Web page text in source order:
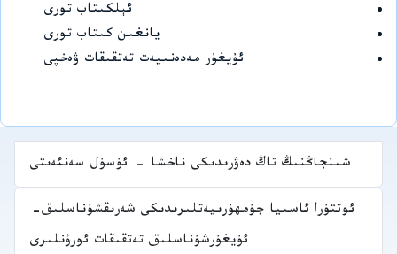
ئېلكىتاب تورى
يانغىن كىتاب تورى
ئۇيغۇر مەدەنىيەت تەتقىقات ۋەخپى
شىنجاڭنىڭ تاڭ دەۋرىدىكى ناخشا - ئۇسۇل سەنئەىتى
ئوتتۇرا ئاسىيا جۇمھۇرىيەتلىرىدىكى شەرىقشۇناسلىق-
ئۇيغۇرشۇناسلىق تەتقىقات ئورۇنلىرى